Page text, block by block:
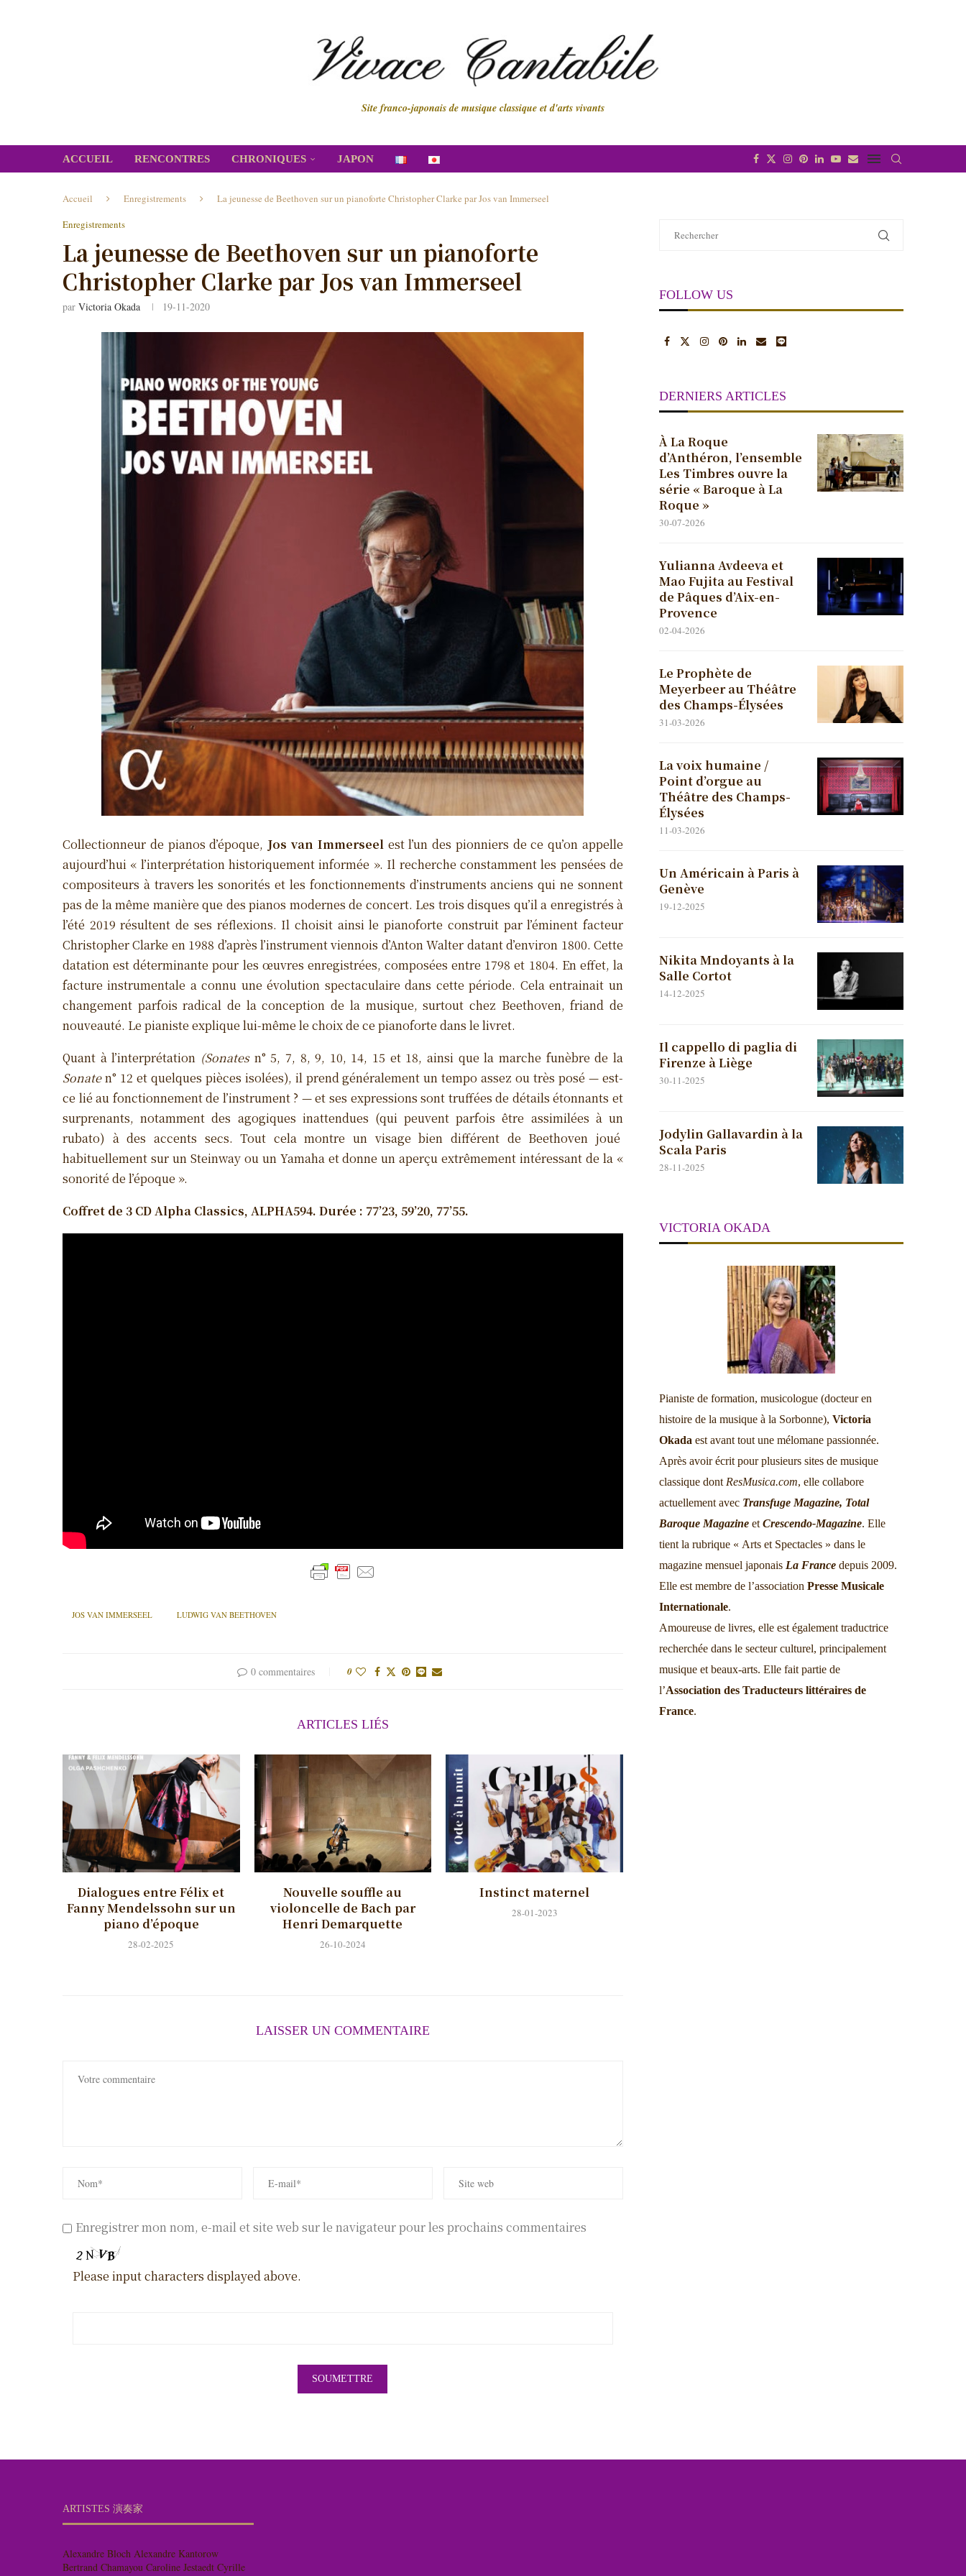
Site franco-japonais de musique classique et d'arts vivants
ACCUEIL RENCONTRES CHRONIQUES JAPON
Accueil Enregistrements
La jeunesse de Beethoven sur un pianoforte Christopher Clarke par Jos van Immerseel
Enregistrements
La jeunesse de Beethoven sur un pianoforte
Christopher Clarke par Jos van Immerseel
par Victoria Okada 19-11-2020
Collectionneur de pianos d’époque, Jos van Immerseelest l’un des pionniers de ce qu’on appelle
aujourd’hui « l’interprétation historiquement informée ». Il recherche constamment les pensées de
compositeurs à travers les sonorités et les fonctionnements d’instruments anciens qui ne sonnent
pas de la même manière que des pianos modernes de concert. Les trois disques qu’il a enregistrés à
l’été 2019 résultent de ses réflexions. Il choisit ainsi le pianoforte construit par l’éminent facteur
Christopher Clarke en 1988 d’après l’instrument viennois d’Anton Walter datant d’environ 1800. Cette
datation est déterminante pour les œuvres enregistrées, composées entre 1798 et 1804. En effet, la
facture instrumentale a connu une évolution spectaculaire dans cette période. Cela entrainait un
changement parfois radical de la conception de la musique, surtout chez Beethoven, friand de
nouveauté. Le pianiste explique lui-même le choix de ce pianoforte dans le livret.
Quant à l’interprétation (Sonatesn° 5, 7, 8, 9, 10, 14, 15 et 18, ainsi que la marche funèbre de la
Sonaten° 12 et quelques pièces isolées), il prend généralement un tempo assez ou très posé — est-
ce lié au fonctionnement de l’instrument ? — et ses expressions sont truffées de détails étonnants et
surprenants, notamment des agogiques inattendues (qui peuvent parfois être assimilées à un
rubato) à des accents secs. Tout cela montre un visage bien différent de Beethoven joué
habituellement sur un Steinway ou un Yamaha et donne un aperçu extrêmement intéressant de la «
sonorité de l’époque ».
Coffret de 3 CD Alpha Classics, ALPHA594. Durée : 77’23, 59’20, 77’55.
JOS VAN IMMERSEEL LUDWIG VAN BEETHOVEN
0 commentaires 0
ARTICLES LIÉS
Dialogues entre Félix et
Fanny Mendelssohn sur un
piano d’époque
28-02-2025
Nouvelle souffle au
violoncelle de Bach par
Henri Demarquette
26-10-2024
Instinct maternel
28-01-2023
LAISSER UN COMMENTAIRE
Enregistrer mon nom, e-mail et site web sur le navigateur pour les prochains commentaires
Please input characters displayed above.
FOLLOW US
DERNIERS ARTICLES
À La Roque
d’Anthéron, l’ensemble
Les Timbres ouvre la
série « Baroque à La
Roque »
30-07-2026
Yulianna Avdeeva et
Mao Fujita au Festival
de Pâques d’Aix-en-
Provence
02-04-2026
Le Prophète de
Meyerbeer au Théâtre
des Champs-Élysées
31-03-2026
La voix humaine /
Point d’orgue au
Théâtre des Champs-
Élysées
11-03-2026
Un Américain à Paris à
Genève
19-12-2025
Nikita Mndoyants à la
Salle Cortot
14-12-2025
Il cappello di paglia di
Firenze à Liège
30-11-2025
Jodylin Gallavardin à la
Scala Paris
28-11-2025
VICTORIA OKADA
Pianiste de formation, musicologue (docteur en
histoire de la musique à la Sorbonne), Victoria
Okada est avant tout une mélomane passionnée.
Après avoir écrit pour plusieurs sites de musique
classique dont ResMusica.com, elle collabore
actuellement avec Transfuge Magazine, Total
Baroque Magazine et Crescendo-Magazine. Elle
tient la rubrique « Arts et Spectacles » dans le
magazine mensuel japonais La France depuis 2009.
Elle est membre de l’association Presse Musicale
Internationale.
Amoureuse de livres, elle est également traductrice
recherchée dans le secteur culturel, principalement
musique et beaux-arts. Elle fait partie de
l’Association des Traducteurs littéraires de
France.
ARTISTES 演奏家
Alexandre Bloch Alexandre Kantorow
Bertrand Chamayou Caroline Jestaedt Cyrille